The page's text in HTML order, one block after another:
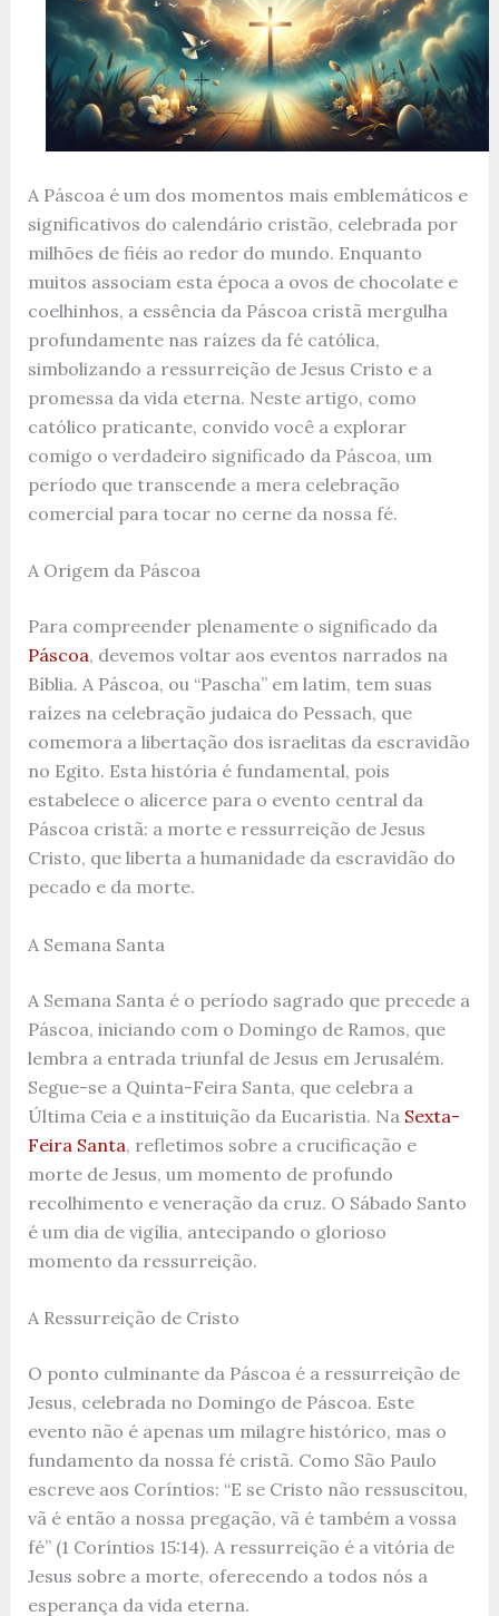
A Páscoa é um dos momentos mais emblemáticos e
significativos do calendário cristão, celebrada por
milhões de fiéis ao redor do mundo. Enquanto
muitos associam esta época a ovos de chocolate e
coelhinhos, a essência da Páscoa cristã mergulha
profundamente nas raízes da fé católica,
simbolizando a ressurreição de Jesus Cristo e a
promessa da vida eterna. Neste artigo, como
católico praticante, convido você a explorar
comigo o verdadeiro significado da Páscoa, um
período que transcende a mera celebração
comercial para tocar no cerne da nossa fé.
A Origem da Páscoa
Para compreender plenamente o significado da
Páscoa, devemos voltar aos eventos narrados na
Bíblia. A Páscoa, ou “Pascha” em latim, tem suas
raízes na celebração judaica do Pessach, que
comemora a libertação dos israelitas da escravidão
no Egito. Esta história é fundamental, pois
estabelece o alicerce para o evento central da
Páscoa cristã: a morte e ressurreição de Jesus
Cristo, que liberta a humanidade da escravidão do
pecado e da morte.
A Semana Santa
A Semana Santa é o período sagrado que precede a
Páscoa, iniciando com o Domingo de Ramos, que
lembra a entrada triunfal de Jesus em Jerusalém.
Segue-se a Quinta-Feira Santa, que celebra a
Última Ceia e a instituição da Eucaristia. Na Sexta-
Feira Santa, refletimos sobre a crucificação e
morte de Jesus, um momento de profundo
recolhimento e veneração da cruz. O Sábado Santo
é um dia de vigília, antecipando o glorioso
momento da ressurreição.
A Ressurreição de Cristo
O ponto culminante da Páscoa é a ressurreição de
Jesus, celebrada no Domingo de Páscoa. Este
evento não é apenas um milagre histórico, mas o
fundamento da nossa fé cristã. Como São Paulo
escreve aos Coríntios: “E se Cristo não ressuscitou,
vã é então a nossa pregação, vã é também a vossa
fé” (1 Coríntios 15:14). A ressurreição é a vitória de
Jesus sobre a morte, oferecendo a todos nós a
esperança da vida eterna.